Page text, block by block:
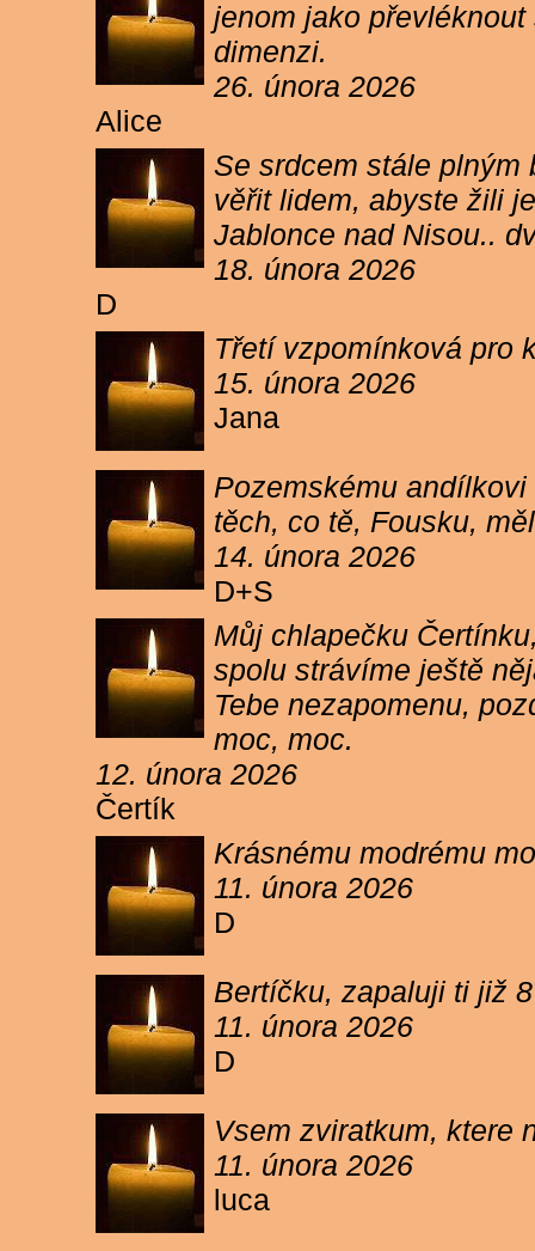
jenom jako
dimenzi.
26. února 2026
Alice
Se srdcem stále
věřit lidem, abyste žili
Jablonce nad Nisou..
18. února 2026
D
Třetí vzpomínková pro
15. února 2026
Jana
Pozemskému
těch, co tě, Fousku,
14. února 2026
D+S
Můj chlapečku
spolu strávíme ještě
Tebe nezapomenu,
moc, moc.
12. února 2026
Čertík
Krásnému modrému
11. února 2026
D
Bertíčku, zapaluji ti již
11. února 2026
D
Vsem zviratkum, ktere
11. února 2026
luca